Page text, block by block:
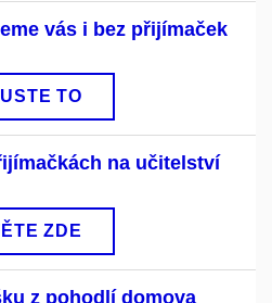
vás i bez přijímaček
TO
na učitelství
ZDE
z pohodlí domova